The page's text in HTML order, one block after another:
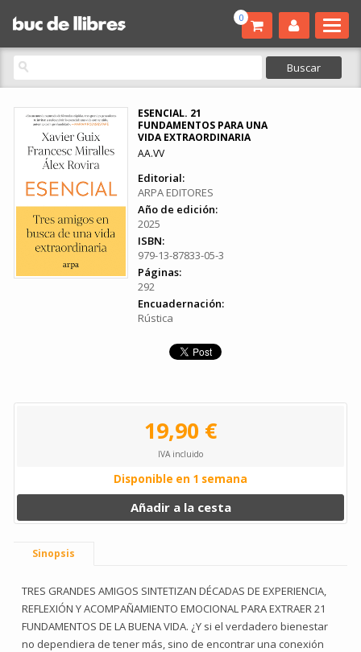
0
ESENCIAL. 21
FUNDAMENTOS PARA UNA
VIDA EXTRAORDINARIA
AA.VV
Editorial:
ARPA EDITORES
Año de edición:
2025
ISBN:
979-13-87833-05-3
Páginas:
292
Encuadernación:
Rústica
19,90 €
IVA incluido
Disponible en 1 semana
Añadir a la cesta
Sinopsis
TRES GRANDES AMIGOS SINTETIZAN DÉCADAS DE EXPERIENCIA,
REFLEXIÓN Y ACOMPAÑAMIENTO EMOCIONAL PARA EXTRAER 21
FUNDAMENTOS DE LA BUENA VIDA. ¿Y si el verdadero bienestar
no dependiera de tener más, sino de encontrar una conexión